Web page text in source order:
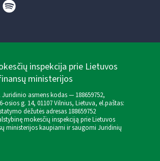
inspekcija prie Lietuvos
ministerijos
asmens kodas — 188659752,
osios g. 14, 01107 Vilnius, Lietuva, el.paštas:
dėžutės adresas 188659752
mokesčių inspekciją prie Lietuvos
ministerijos kaupiami ir saugomi Juridinių